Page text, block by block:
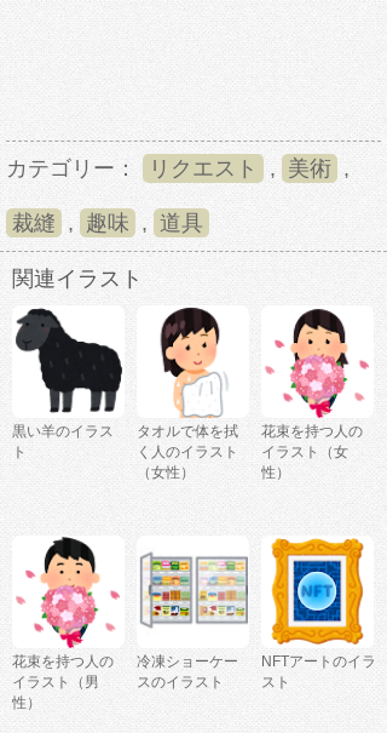
カテゴリー： リクエスト , 美術 ,
裁縫 , 趣味 , 道具
関連イラスト
黒い羊のイラス
ト
タオルで体を拭
く人のイラスト
（女性）
花束を持つ人の
イラスト（女
性）
花束を持つ人の
イラスト（男
性）
冷凍ショーケー
スのイラスト
NFTアートのイラ
スト